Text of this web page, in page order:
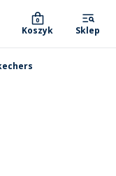
Koszyk
0
Sklep